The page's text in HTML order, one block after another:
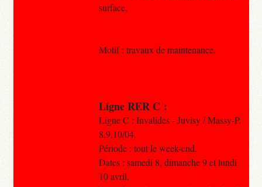
surface.
Motif : travaux de maintenance.
Ligne RER C :
Ligne C : Invalides - Juvisy / Massy-P.
8,9,10/04.
Période : tout le week-end.
Dates : samedi 8, dimanche 9 et lundi
10 avril.